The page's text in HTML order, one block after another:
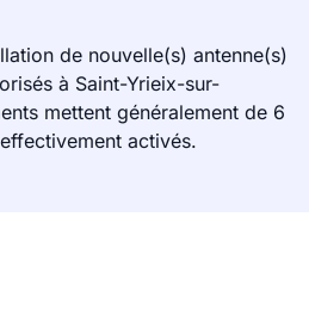
de nouvelle(s) antenne(s)
à Saint-Yrieix-sur-
mettent généralement de 6
activés.